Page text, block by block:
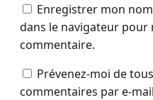
Enregistrer mon
dans le navigateur pour
commentaire.
Prévenez-moi de
commentaires par e-